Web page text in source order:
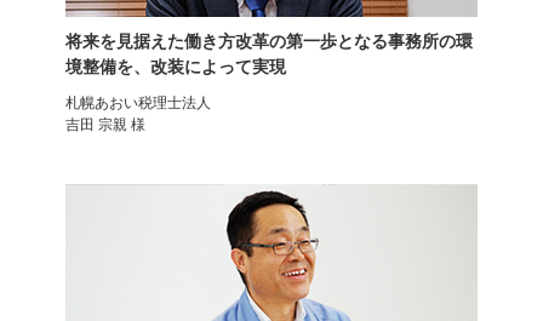
デザイナーズチェア
エグゼクティブチェア
レクアス
将来を見据えた働き方改革の第一歩となる事務所の環
境整備を、改装によって実現
札幌あおい税理士法人
吉田 宗親 様